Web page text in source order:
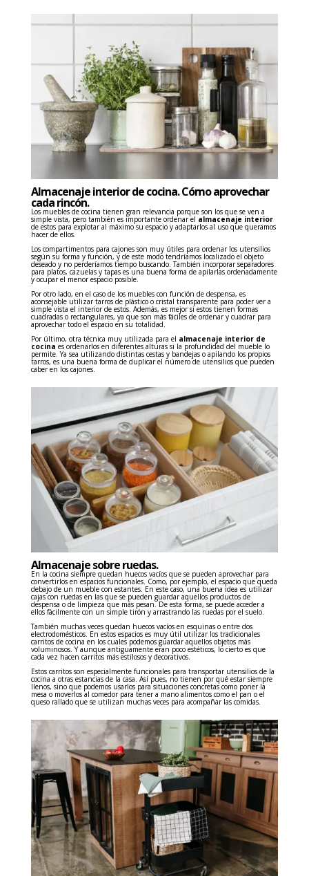
Almacenaje interior de cocina. Cómo aprovechar
cada rincón.
Los muebles de cocina tienen gran relevancia porque son los que se ven a
simple vista, pero también es importante ordenar el almacenaje interior
de estos para explotar al máximo su espacio y adaptarlos al uso que queramos
hacer de ellos.
Los compartimentos para cajones son muy útiles para ordenar los utensilios
según su forma y función, y de este modo tendríamos localizado el objeto
deseado y no perderíamos tiempo buscando. También incorporar separadores
para platos, cazuelas y tapas es una buena forma de apilarlas ordenadamente
y ocupar el menor espacio posible.
Por otro lado, en el caso de los muebles con función de despensa, es
aconsejable utilizar tarros de plástico o cristal transparente para poder ver a
simple vista el interior de estos. Además, es mejor si estos tienen formas
cuadradas o rectangulares, ya que son más fáciles de ordenar y cuadrar para
aprovechar todo el espacio en su totalidad.
Por último, otra técnica muy utilizada para el almacenaje interior de
cocina es ordenarlos en diferentes alturas si la profundidad del mueble lo
permite. Ya sea utilizando distintas cestas y bandejas o apilando los propios
tarros, es una buena forma de duplicar el número de utensilios que pueden
caber en los cajones.
Almacenaje sobreruedas.
En la cocina siempre quedan huecos vacíos que se pueden aprovechar para
convertirlos en espacios funcionales. Como, por ejemplo, el espacio que queda
debajo de un mueble con estantes. En este caso, una buena idea es utilizar
cajas con ruedas en las que se pueden guardar aquellos productos de
despensa o de limpieza que más pesan. De esta forma, se puede acceder a
ellos fácilmente con un simple tirón y arrastrando las ruedas por el suelo.
También muchas veces quedan huecos vacíos en esquinas o entre dos
electrodomésticos. En estos espacios es muy útil utilizar los tradicionales
carritos de cocina en los cuales podemos guardar aquellos objetos más
voluminosos. Y aunque antiguamente eran poco estéticos, lo cierto es que
cada vez hacen carritos más estilosos y decorativos.
Estos carritos son especialmente funcionales para transportar utensilios de la
cocina a otras estancias de la casa. Así pues, no tienen por qué estar siempre
llenos, sino que podemos usarlos para situaciones concretas como poner la
mesa o moverlos al comedor para tener a mano alimentos como el pan o el
queso rallado que se utilizan muchas veces para acompañar las comidas.